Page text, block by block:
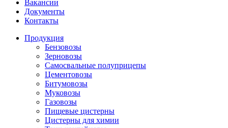
Вакансии
Документы
Контакты
Продукция
Бензовозы
Зерновозы
Самосвальные полуприцепы
Цементовозы
Битумовозы
Муковозы
Газовозы
Пищевые цистерны
Цистерны для химии